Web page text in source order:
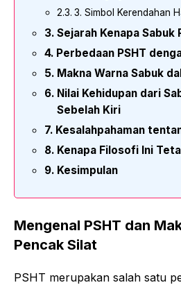
3. Simbol Kerendahan
Sejarah Kenapa Sabuk
Perbedaan PSHT
Makna Warna Sabuk
Nilai Kehidupan dari
Sebelah Kiri
Kesalahpahaman
Kenapa Filosofi Ini
Kesimpulan
Mengenal PSHT dan
Pencak Silat
PSHT merupakan salah satu